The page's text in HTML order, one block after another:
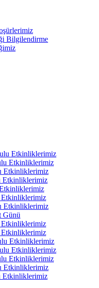
Bilgilendirme
Etkinliklerimiz
Etkinliklerimiz
Etkinliklerimiz
Etkinliklerimiz
Etkinliklerimiz
Etkinliklerimiz
Günü
Etkinliklerimiz
Etkinliklerimiz
Etkinliklerimiz
Etkinliklerimiz
Etkinliklerimiz
Etkinliklerimiz
Etkinliklerimiz